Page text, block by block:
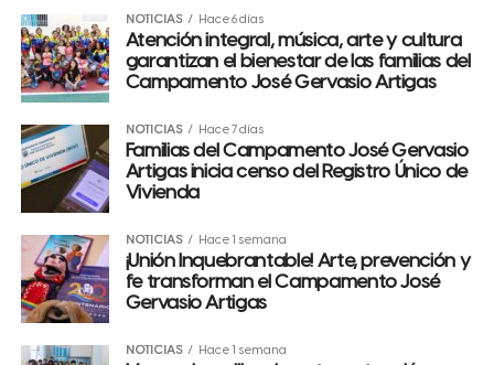
NOTICIAS Hace 6 días
Atención integral, música, arte y cultura
garantizan el bienestar de las familias del
Campamento José Gervasio Artigas
NOTICIAS Hace 7 días
Familias del Campamento José Gervasio
Artigas inicia censo del Registro Único de
Vivienda
NOTICIAS Hace 1 semana
¡Unión Inquebrantable! Arte, prevención y
fe transforman el Campamento José
Gervasio Artigas
NOTICIAS Hace 1 semana